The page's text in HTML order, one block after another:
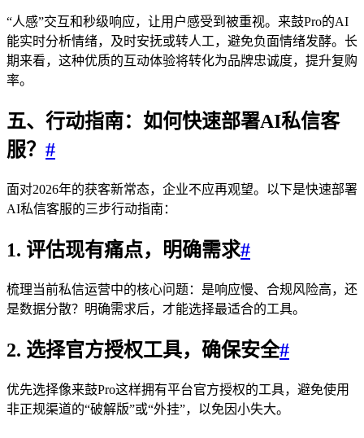
“人感”交互和秒级响应，让用户感受到被重视。来鼓Pro的AI
能实时分析情绪，及时安抚或转人工，避免负面情绪发酵。长
期来看，这种优质的互动体验将转化为品牌忠诚度，提升复购
率。
五、行动指南：如何快速部署AI私信客
服？ #
面对2026年的获客新常态，企业不应再观望。以下是快速部署
AI私信客服的三步行动指南：
1. 评估现有痛点，明确需求#
梳理当前私信运营中的核心问题：是响应慢、合规风险高，还
是数据分散？明确需求后，才能选择最适合的工具。
2. 选择官方授权工具，确保安全#
优先选择像来鼓Pro这样拥有平台官方授权的工具，避免使用
非正规渠道的“破解版”或“外挂”，以免因小失大。